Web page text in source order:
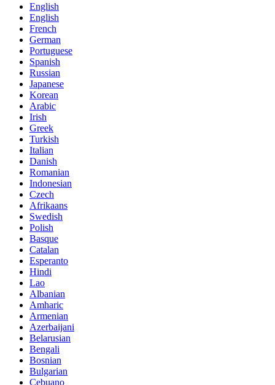
English
English
French
German
Portuguese
Spanish
Russian
Japanese
Korean
Arabic
Irish
Greek
Turkish
Italian
Danish
Romanian
Indonesian
Czech
Afrikaans
Swedish
Polish
Basque
Catalan
Esperanto
Hindi
Lao
Albanian
Amharic
Armenian
Azerbaijani
Belarusian
Bengali
Bosnian
Bulgarian
Cebuano